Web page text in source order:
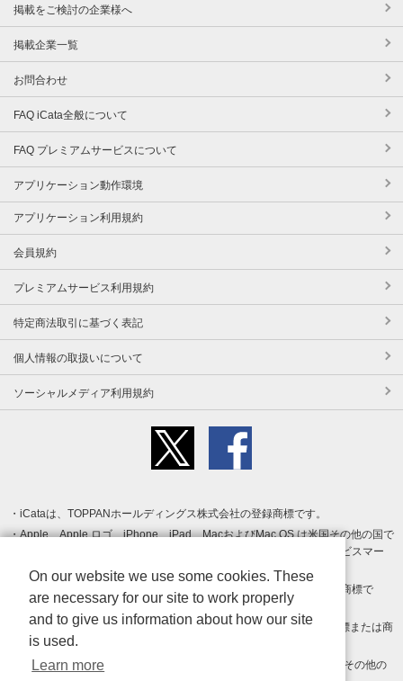
掲載をご検討の企業様へ
掲載企業一覧
お問合わせ
FAQ iCata全般について
FAQ プレミアムサービスについて
アプリケーション動作環境
アプリケーション利用規約
会員規約
プレミアムサービス利用規約
特定商法取引に基づく表記
個人情報の取扱いについて
ソーシャルメディア利用規約
iCataは、TOPPANホールディングス株式会社の登録商標です。
Apple、Apple ロゴ、iPhone、iPad、MacおよびMac OS は米国その他の国で
登録された Apple Inc. の商標です。App Store は Apple Inc. のサービスマー
クです。
Android、Google Play および Google Play ロゴ は Google LLC の商標で
す。
Windows は Microsoft Inc.の米国およびその他の国における登録商標または商
標です。
Adobe、Adobe Reader、Adobe PDF は、Adobe Inc.の米国およびその他の
On our website we use some cookies. These
are necessary for our site to work properly
and to give us information about how our site
is used.
Learn more